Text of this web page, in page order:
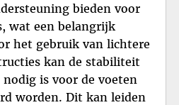
bieden voor
wat een belangrijk
het gebruik van lichtere
kan de stabiliteit
is voor de voeten
worden. Dit kan leiden